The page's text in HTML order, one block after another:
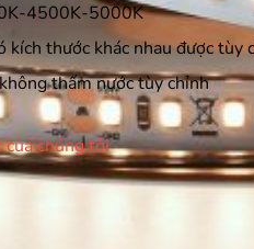
4500K-5000K
thước khác nhau được tùy
thấm nước tùy chỉnh
của chúng tôi